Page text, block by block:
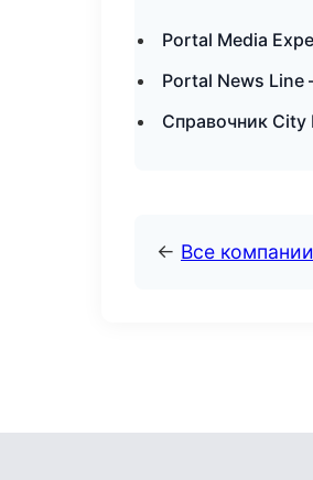
Portal Media
Portal News
Справочник
← Все